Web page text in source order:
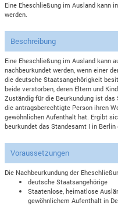
Eine Eheschließung im Ausland kann
werden.
Beschreibung
Eine Eheschließung im Ausland kann
nachbeurkundet werden, wenn einer
die deutsche Staatsangehörigkeit
beide verstorben, deren Eltern und
Zuständig für die Beurkundung ist
die antragsberechtigte Person ihren
gewöhnlichen Aufenthalt hat. Ergibt
beurkundet das Standesamt I in Berlin
Voraussetzungen
Die Nachbeurkundung der
deutsche Staatsangehörige
Staatenlose, heimatlose
gewöhnlichem Aufenthalt in